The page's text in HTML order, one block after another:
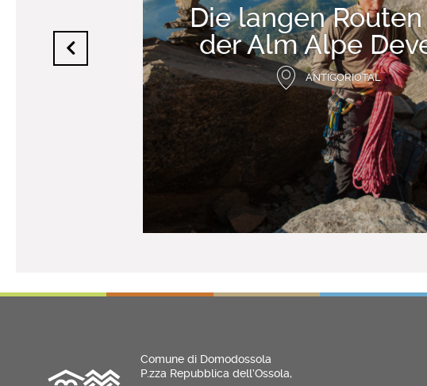
Die langen
der Alm Alpe
ANTIGORIOTAL
Comune di Domodossola
P.zza Repubblica dell’Ossola,